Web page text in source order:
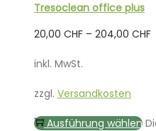
Tresoclean office plus
20,00 CHF – 204,00 CHF
inkl. MwSt.
zzgl. Versandkosten
Ausführung wählen